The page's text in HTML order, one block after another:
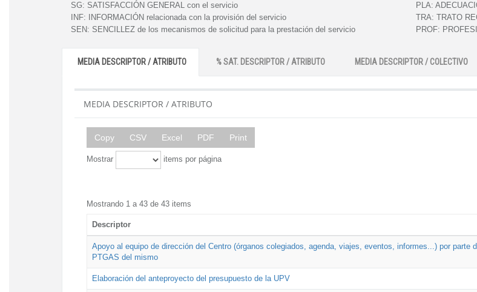
SG: SATISFACCIÓN GENERAL con el servicio
INF:
INFORMACIÓN relacionada con la provisión del servicio
SEN: SENCILLEZ de los mecanismos de solicitud para la prestación del servicio
PLA:
TRA: TRATO
PROF:
MEDIA DESCRIPTOR / ATRIBUTO % SAT. DESCRIPTOR / ATRIBUTO MEDIA DESCRIPTOR / COLECTIVO
MEDIA DESCRIPTOR / ATRIBUTO
Copy CSV Excel PDF Print
Mostrar items por página
Mostrando 1 a 43 de 43 items
Descriptor
Apoyo al equipo de dirección del Centro (órganos colegiados, agenda, viajes, eventos, informes...) por parte
PTGAS del mismo
Elaboración del anteproyecto del presupuesto de la UPV